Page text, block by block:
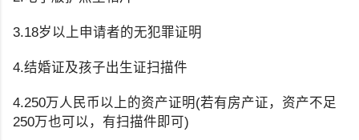
3.18岁以上申请者的无犯罪证明
4.结婚证及孩子出生证扫描件
4.250万人民币以上的资产证明(若有房产证，资产不足
250万也可以，有扫描件即可)